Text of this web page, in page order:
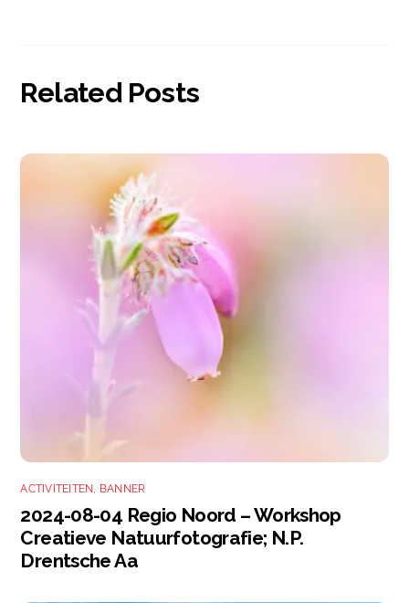
Related Posts
ACTIVITEITEN, BANNER
2024-08-04 Regio Noord – Workshop
Creatieve Natuurfotografie; N.P.
Drentsche Aa